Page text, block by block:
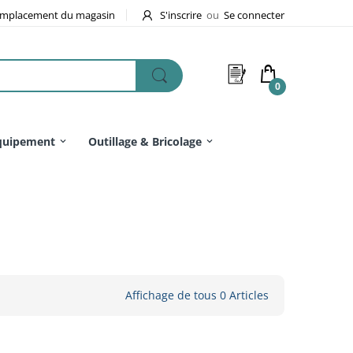
du magasin S'inscrire ou Se connecter
0
Outillage & Bricolage
Affichage de tous 0 Articles